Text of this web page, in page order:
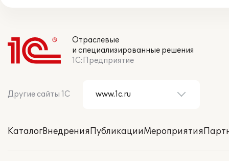
Отраслевые
и специализированные решения
1С:Предприятие
Другие сайты 1С
КаталогВнедренияПубликацииМероприятия